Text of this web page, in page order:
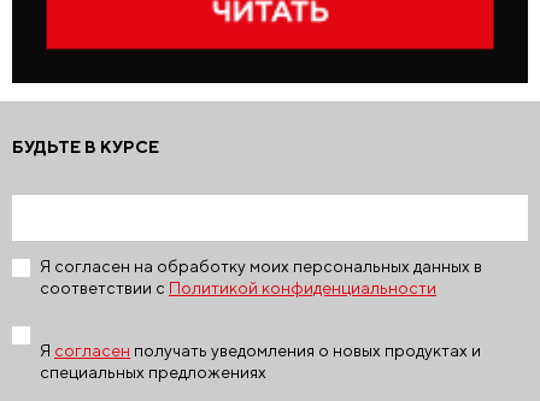
БУДЬТЕ В КУРСЕ
Я согласен на обработку моих персональных данных в
соответствии с Политикой конфиденциальности
Я согласен получать уведомления о новых продуктах и
специальных предложениях